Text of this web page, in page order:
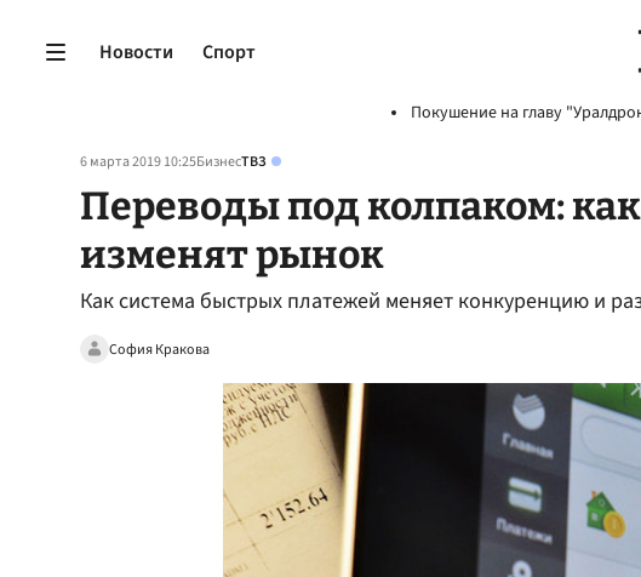
Новости Спорт
Покушение на главу
6 марта 2019 10:25БизнесТВЗ
Переводы под колпаком:
изменят рынок
Как система быстрых платежей меняет конкуренцию и
София Кракова